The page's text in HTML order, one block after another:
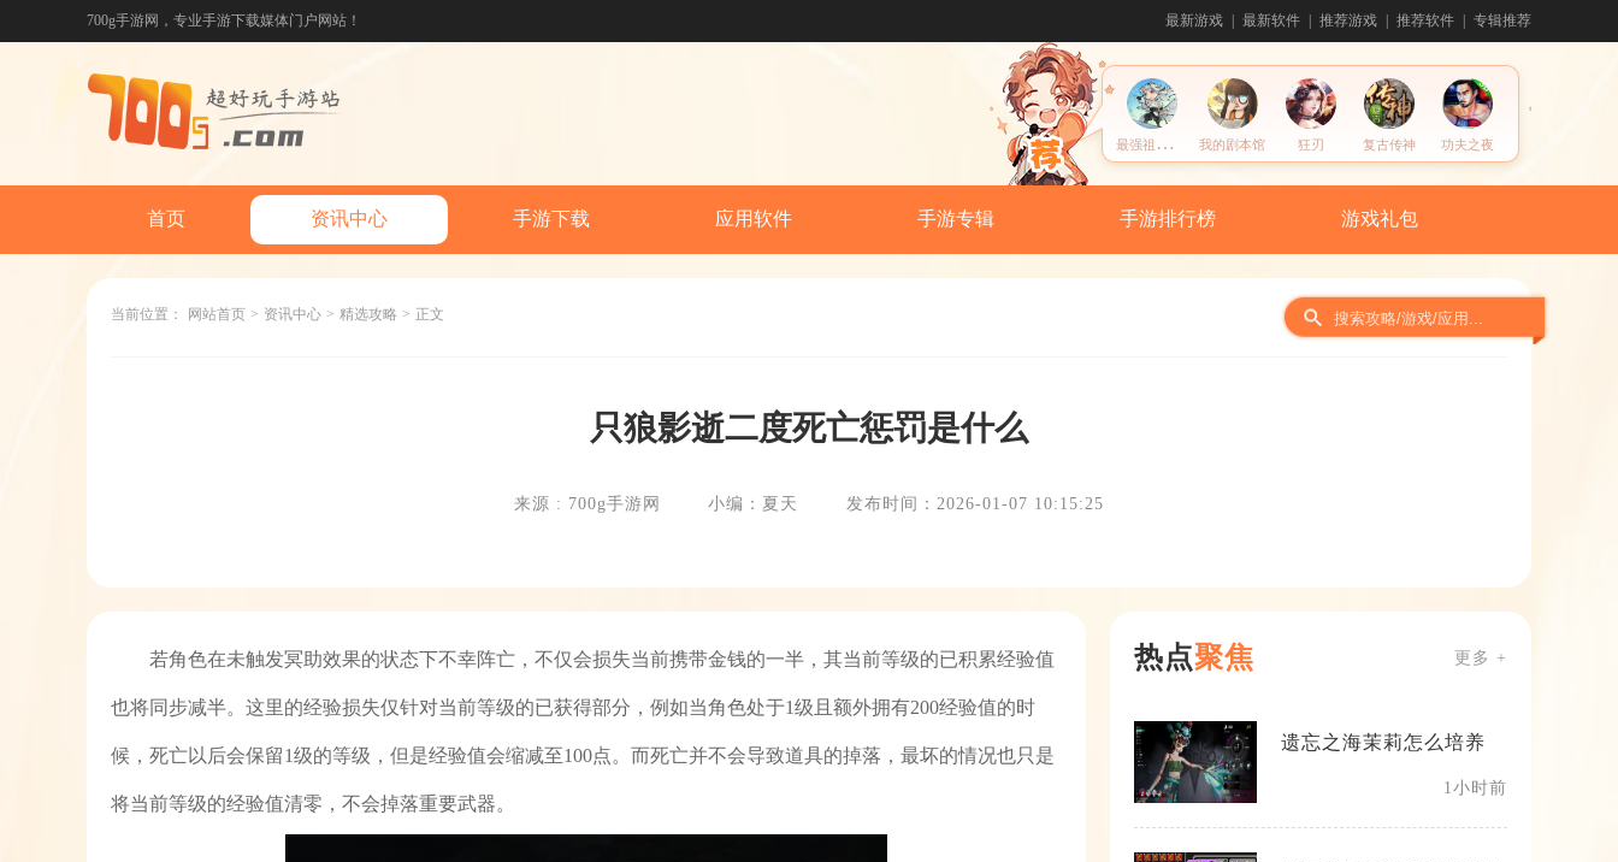
700g手游网，专业手游下载媒体门户网站！ 最新游戏 最新软件 推荐游戏 推荐软件 专辑推荐
最
强祖师宗门模拟器 我的剧本馆 狂刃 复古传神 功夫之夜
首页 资讯中心 手游下载 应用软件 手游专辑 手游排行榜 游戏礼包
当前位置： 网站首页 > 资讯中心 > 精选攻略 > 正文
只狼影逝二度死亡惩罚是什么
来源 : 700g手游网 小编：夏天 发布时间：2026-01-07 10:15:25
若角色在未触发冥助效果的状态下不幸阵亡，不仅会损失当前携带金钱的一半，其当前等级的已积累经验值
也将同步减半。这里的经验损失仅针对当前等级的已获得部分，例如当角色处于1级且额外拥有200经验值的时
候，死亡以后会保留1级的等级，但是经验值会缩减至100点。而死亡并不会导致道具的掉落，最坏的情况也只是
将当前等级的经验值清零，不会掉落重要武器。
热点聚焦 更多 +
遗忘之海茉莉怎么培养
1小时前